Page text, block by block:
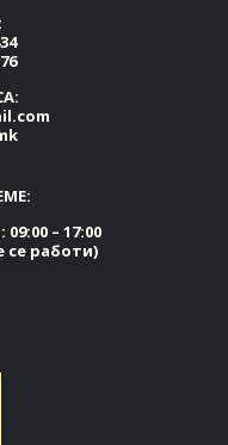
– 17:00
се работи)